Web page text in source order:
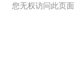
您无权访问此页面